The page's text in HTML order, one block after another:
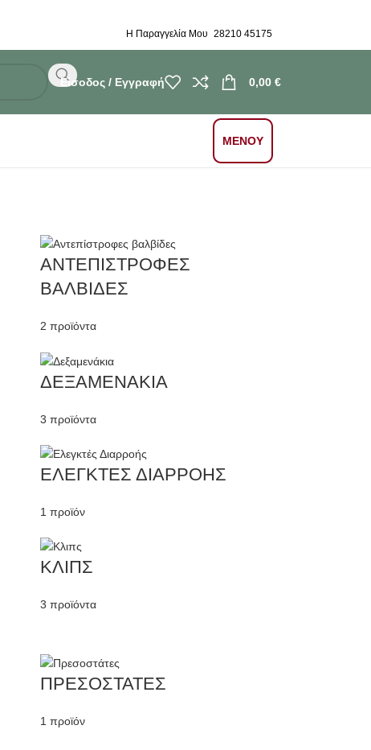
Η Παραγγελία Μου 28210 45175
Είσοδος / Εγγραφή 0,00 €
ΜΕΝΟΥ
ΑΝΤΕΠΙΣΤΡΟΦΕΣ
ΒΑΛΒΙΔΕΣ
2 προϊόντα
ΔΕΞΑΜΕΝΑΚΙΑ
3 προϊόντα
ΕΛΕΓΚΤΕΣ ΔΙΑΡΡΟΗΣ
1 προϊόν
ΚΛΙΠΣ
3 προϊόντα
ΠΡΕΣΟΣΤΑΤΕΣ
1 προϊόν